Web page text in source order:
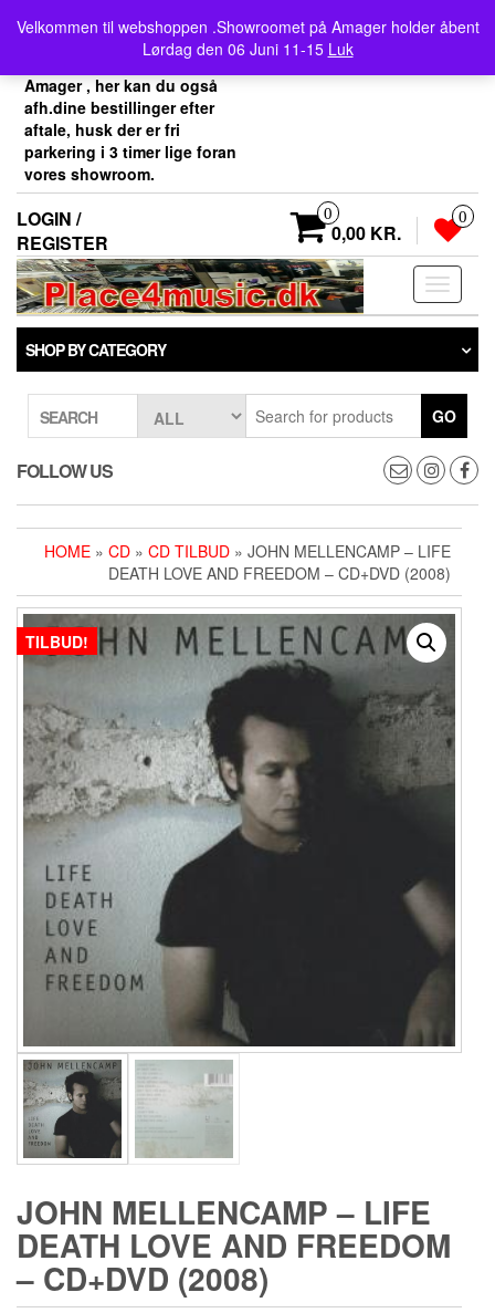
content
Velkommen til webshoppen .Showroomet på Amager holder åbent
Lørdag den 06 Juni 11-15 Luk
Velkommen her i
Place4music`s webshop .
Vores showroom ligger på
Amager , her kan du også
afh.dine bestillinger efter
aftale, husk der er fri
parkering i 3 timer lige foran
vores showroom.
LOGIN /
REGISTER
0
0,00 KR.
0
Toggle
SHOP BY CATEGORY
SEARCH GO
FOLLOW US
HOME » CD » CD TILBUD » JOHN MELLENCAMP ‎– LIFE
DEATH LOVE AND FREEDOM – CD+DVD (2008)
TILBUD!
JOHN MELLENCAMP ‎– LIFE
DEATH LOVE AND FREEDOM
– CD+DVD (2008)